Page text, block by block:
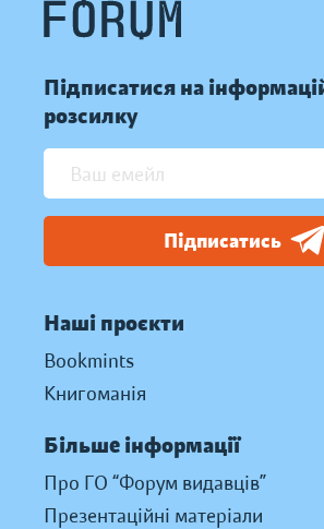
Підписатися на
розсилку
Підписатись
Наші проєкти
Bookmints
Книгоманія
Більше інформації
Про ГО “Форум видавців”
Презентаційні матеріали